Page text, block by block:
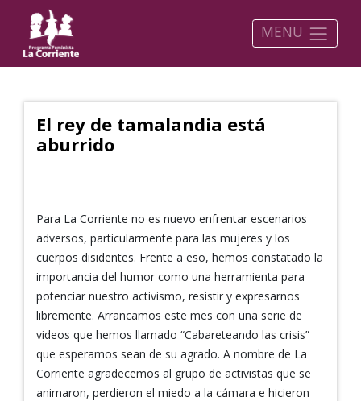
MENU
El rey de tamalandia está
aburrido
Para La Corriente no es nuevo enfrentar escenarios
adversos, particularmente para las mujeres y los
cuerpos disidentes. Frente a eso, hemos constatado la
importancia del humor como una herramienta para
potenciar nuestro activismo, resistir y expresarnos
libremente. Arrancamos este mes con una serie de
videos que hemos llamado “Cabareteando las crisis”
que esperamos sean de su agrado. A nombre de La
Corriente agradecemos al grupo de activistas que se
animaron, perdieron el miedo a la cámara e hicieron